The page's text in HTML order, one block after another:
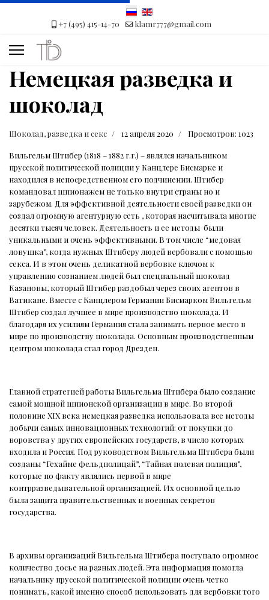
+7 (495) 415-14-70 klamr777@gmail.com
Немецкая разведка и
шоколад
Шоколад, разведка и секс 12 апреля 2020 Просмотров: 1023
Вильгельм Штибер (1818 – 1882 г.г.) – являлся начальником
прусской политической полиции у Канцлере Бисмарке и
находился в непосредственном его подчинении. Штибер
командовал шпионажем не только внутри страны но и
зарубежом. Для эффективной деятельности своей разведки он
создал огромную агентурную сеть , которая насчитывала многие
десятки тысяч человек. Деятельность и ее методы были
уникальными и очень эффективными. В том числе “медовая
ловушка”, когда нужных Штиберу людей вербовали с помощью
секса. И в этом очень деликатной вербовке ключом к
управлению сознанием людей был специальный шоколад
Казановы, который Штибер раздобыл через своих агентов в
Ватикане. Вместе с Канцлером Германии Бисмарком Вильгельм
Штибер создал лучшее в мире производство шоколада. И
благодаря их усилиям Германия стала занимать первое место в
мире по производству шоколада. Основным производственным
центром шоколада стал город Дрезден.
Главной стратегией работы Вильгельма Штибера было создание
самой мощной шпионской организации в мире. Во второй
половине XIX века немецкая разведка использовала все методы
добычи самых инновационных технологий: от покупки до
воровства у других европейских государств, в число которых
входила и Россия. Под руководством Вильгельма Штибера были
созданы “Гехайме фельдполицай”, “Тайная полевая полиция”,
которые по факту являлись первой в мире
контрразведывательной организацией. Их основной целью
была защита правительственных и военных секретов
государства.
В архивы организаций Вильгельма Штибера поступало огромное
количество досье на разных людей. Эта информация помогла
начальнику прусской политической полиции очень четко
понимать, какой именно способ использовать для вербовки того